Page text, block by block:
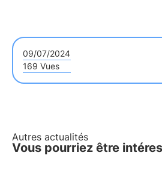
09/07/2024
169 Vues
Autres actualités
Vous pourriez être